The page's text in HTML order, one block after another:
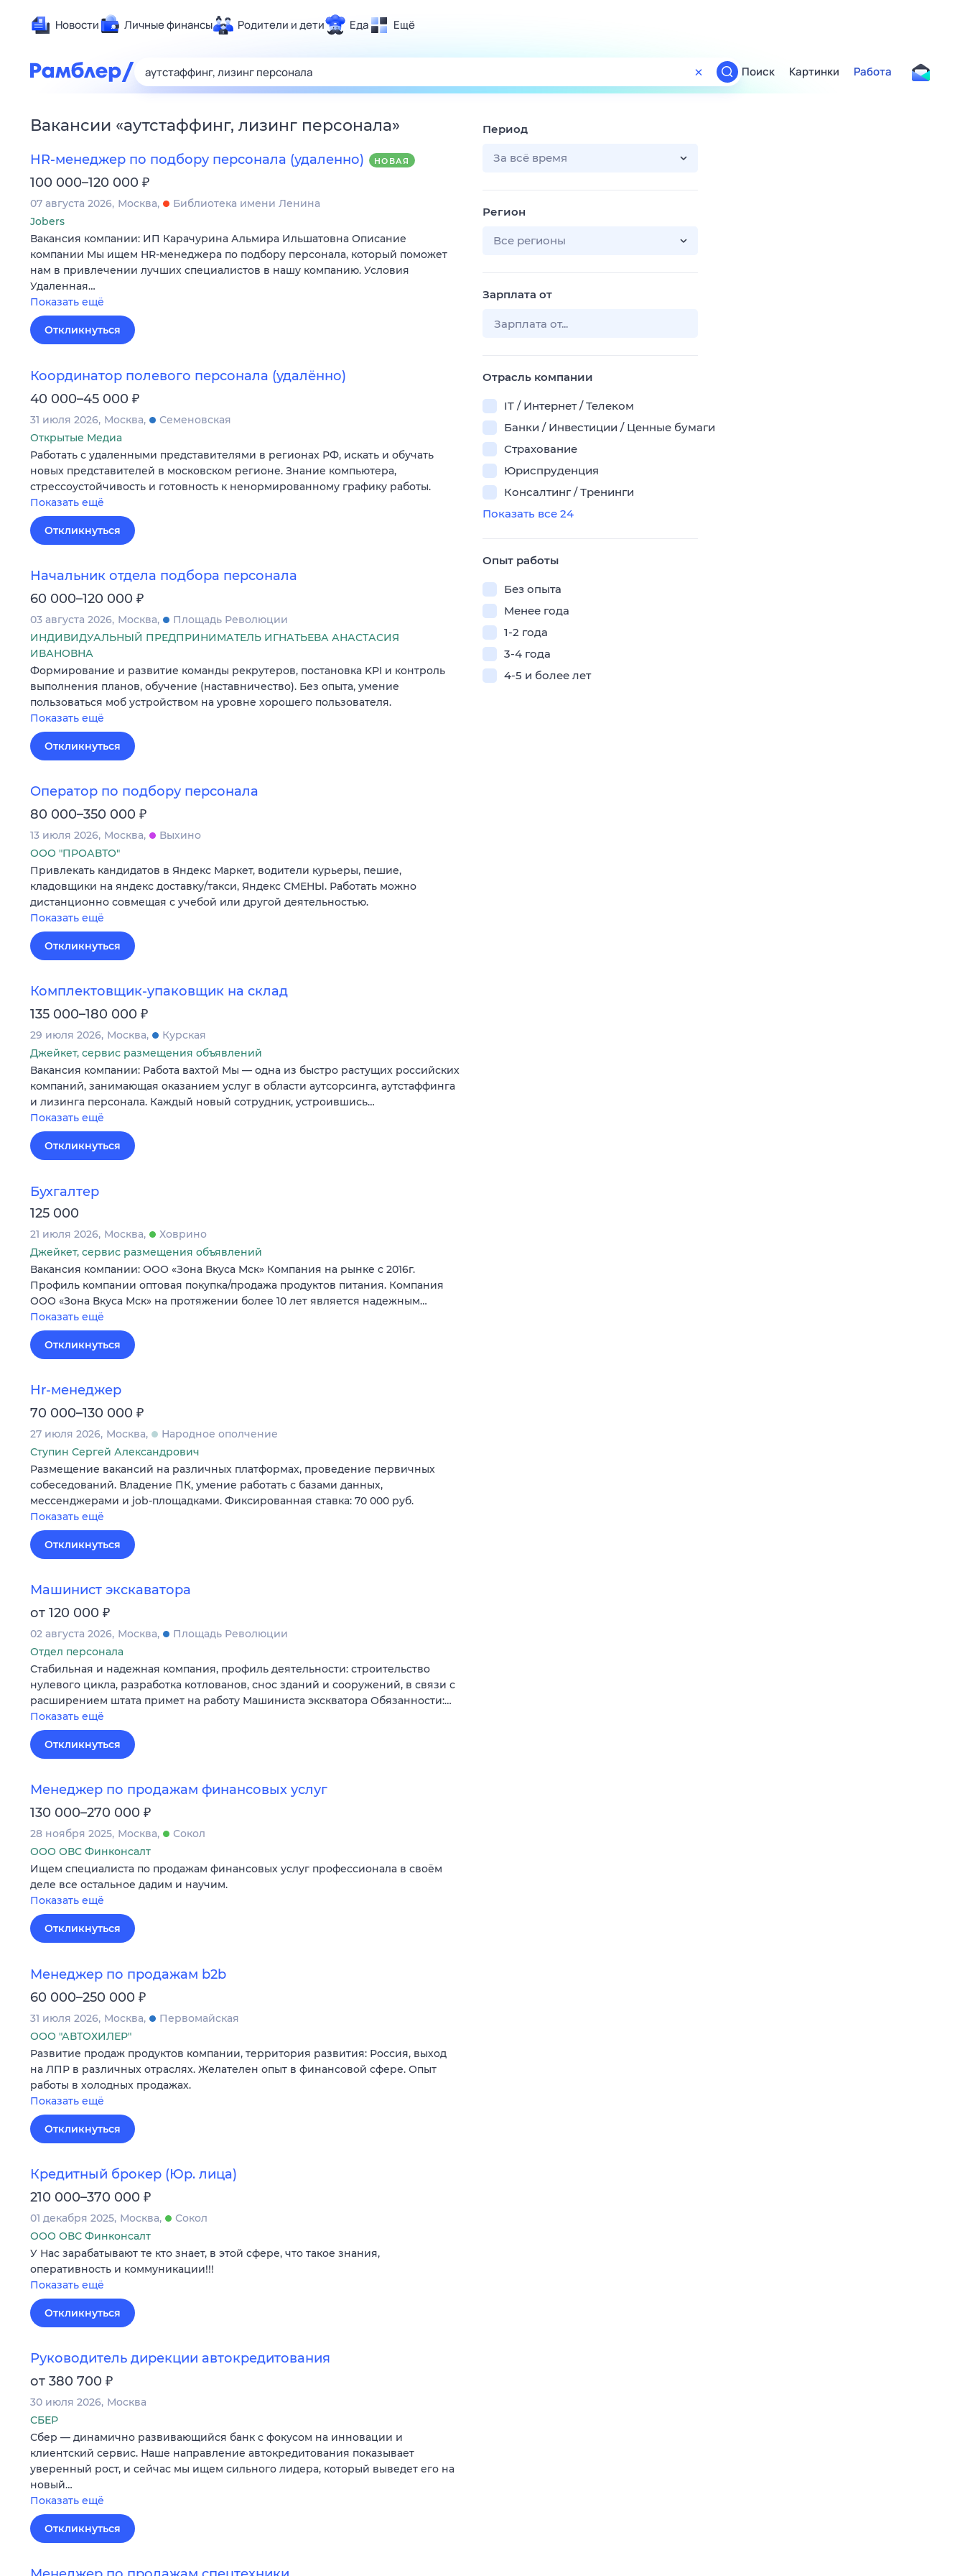
Новости Личные финансы Родители и дети Еда Ещё
Здоровье
Развлечения и отдых
Спорт
Карьера
Технологии и тренды
Сберегаем вместе
Гороскопы
Поиск
ТВ-программа
Поиск Картинки Работа
Вакансии «аутстаффинг, лизинг персонала»
HR-менеджер по подбору персонала (удаленно) НОВАЯ
100 000–120 000 ₽
07 августа 2026 Москва
Библиотека имени Ленина
Jobers
Вакансия компании: ИП Карачурина Альмира Ильшатовна Описание
компании Мы ищем HR-менеджера по подбору персонала, который поможет
нам в привлечении лучших специалистов в нашу компанию. Условия
Удаленная…
Показать ещё
Откликнуться
Координатор полевого персонала (удалённо)
40 000–45 000 ₽
31 июля 2026 Москва
Семеновская
Открытые Медиа
Работать с удаленными представителями в регионах РФ, искать и обучать
новых представителей в московском регионе. Знание компьютера,
стрессоустойчивость и готовность к ненормированному графику работы.
Показать ещё
Откликнуться
Начальник отдела подбора персонала
60 000–120 000 ₽
03 августа 2026 Москва
Площадь Революции
ИНДИВИДУАЛЬНЫЙ ПРЕДПРИНИМАТЕЛЬ ИГНАТЬЕВА АНАСТАСИЯ
ИВАНОВНА
Формирование и развитие команды рекрутеров, постановка KPI и контроль
выполнения планов, обучение (наставничество). Без опыта, умение
пользоваться моб устройством на уровне хорошего пользователя.
Показать ещё
Откликнуться
Оператор по подбору персонала
80 000–350 000 ₽
13 июля 2026 Москва
Выхино
ООО "ПРОАВТО"
Привлекать кандидатов в Яндекс Маркет, водители курьеры, пешие,
кладовщики на яндекс доставку/такси, Яндекс СМЕНЫ. Работать можно
дистанционно совмещая с учебой или другой деятельностью.
Показать ещё
Откликнуться
Комплектовщик-упаковщик на склад
135 000–180 000 ₽
29 июля 2026 Москва
Курская
Джейкет, сервис размещения объявлений
Вакансия компании: Работа вахтой Мы — одна из быстро растущих российских
компаний, занимающая оказанием услуг в области аутсорсинга, аутстаффинга
и лизинга персонала. Каждый новый сотрудник, устроившись…
Показать ещё
Откликнуться
Бухгалтер
125 000
21 июля 2026 Москва
Ховрино
Джейкет, сервис размещения объявлений
Вакансия компании: ООО «Зона Вкуса Мск» Компания на рынке с 2016г.
Профиль компании оптовая покупка/продажа продуктов питания. Компания
ООО «Зона Вкуса Мск» на протяжении более 10 лет является надежным…
Показать ещё
Откликнуться
Hr-менеджер
70 000–130 000 ₽
27 июля 2026 Москва
Народное ополчение
Ступин Сергей Александрович
Размещение вакансий на различных платформах, проведение первичных
собеседований. Владение ПК, умение работать с базами данных,
мессенджерами и job-площадками. Фиксированная ставка: 70 000 руб.
Показать ещё
Откликнуться
Машинист экскаватора
от 120 000 ₽
02 августа 2026 Москва
Площадь Революции
Отдел персонала
Стабильная и надежная компания, профиль деятельности: строительство
нулевого цикла, разработка котлованов, снос зданий и сооружений, в связи с
расширением штата примет на работу Машиниста экскватора Обязанности:…
Показать ещё
Откликнуться
Менеджер по продажам финансовых услуг
130 000–270 000 ₽
28 ноября 2025 Москва
Сокол
ООО ОВС Финконсалт
Ищем специалиста по продажам финансовых услуг профессионала в своём
деле все остальное дадим и научим.
Показать ещё
Откликнуться
Менеджер по продажам b2b
60 000–250 000 ₽
31 июля 2026 Москва
Первомайская
ООО "АВТОХИЛЕР"
Развитие продаж продуктов компании, территория развития: Россия, выход
на ЛПР в различных отраслях. Желателен опыт в финансовой сфере. Опыт
работы в холодных продажах.
Показать ещё
Откликнуться
Кредитный брокер (Юр. лица)
210 000–370 000 ₽
01 декабря 2025 Москва
Сокол
ООО ОВС Финконсалт
У Нас зарабатывают те кто знает, в этой сфере, что такое знания,
оперативность и коммуникации!!!
Показать ещё
Откликнуться
Руководитель дирекции автокредитования
от 380 700 ₽
30 июля 2026 Москва
СБЕР
Сбер — динамично развивающийся банк с фокусом на инновации и
клиентский сервис. Наше направление автокредитования показывает
уверенный рост, и сейчас мы ищем сильного лидера, который выведет его на
новый…
Показать ещё
Откликнуться
Период
За всё время
Регион
Все регионы
Зарплата от
Отрасль компании
IT / Интернет / Телеком
Банки / Инвестиции / Ценные бумаги
Страхование
Юриспруденция
Консалтинг / Тренинги
Показать все 24
Опыт работы
Без опыта
Менее года
1-2 года
3-4 года
4-5 и более лет